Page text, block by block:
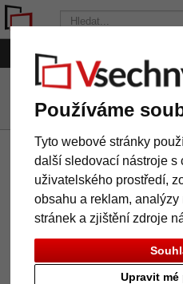
Používáme
Tyto webové stránky
další sledovací nástroje s
uživatelského prostředí,
obsahu a reklam,
stránek a zjištění zdroje
Upravit
VsechnRamy.cz Další rámy
Newsletter
Pokud chcete odebírat náš
Vaši e-mailovou adresu.